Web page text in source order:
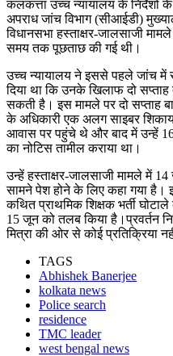
कलकत्ता उच्च न्यायालय के निर्देशों
अपराध जांच विभाग (सीआईडी)
विधानसभा हस्ताक्षर-जालसाजी
समय तक पूछताछ की गई थी।
उच्च न्यायालय ने इससे पहले जांच में
दिया था कि उनके खिलाफ दो सप्ताह
सकती है। इस मामले पर दो सप्ताह
के अधिकारी एक अलग साइबर
आवास पर पहुंचे थे और बाद में उन्हें
का नोटिस तामील कराया था।
उन्हें हस्ताक्षर-जालसाजी मामले में
सामने पेश होने के लिए कहा गया है।
कथित प्राथमिक शिक्षक भर्ती
15 जून को तलब किया है।प्रवर्तन
मित्रा की ओर से कोई प्रतिक्रिया
TAGS
Abhishek Banerjee
kolkata news
Police search
residence
TMC leader
west bengal news